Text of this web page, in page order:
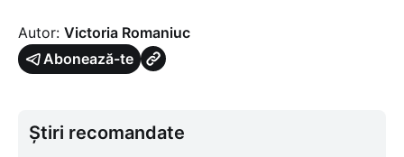
Autor: Victoria Romaniuc
Abonează-te
Știri recomandate